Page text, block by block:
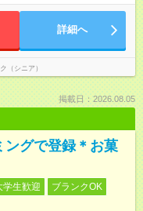
詳細へ
（シニア）
掲載日：2026.08.05
ングで登録＊お菓
学生歓迎
ブランクOK